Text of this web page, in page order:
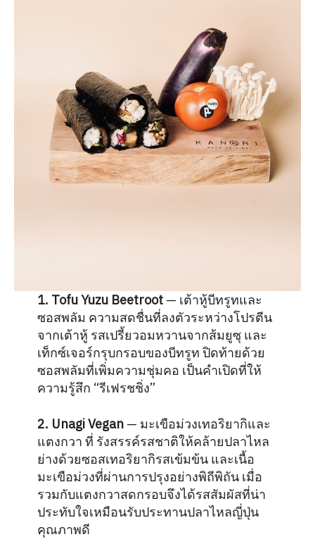
1. Tofu Yuzu Beetroot— เต้าหู้บีทรูทและ
ซอสพลัม ความสดชื่นที่ลงตัวระหว่างโปรตีน
จากเต้าหู้ รสเปรี้ยวอมหวานจากส้มยูซุ และ
เท็กซ์เจอร์กรุบกรอบของบีทรูท ปิดท้ายด้วย
ซอสพลัมที่เพิ่มความชุ่มคอ เป็นคำเปิดที่ให้
ความรู้สึก “รีเฟรชชิ่ง”
2. Unagi Vegan — มะเขือม่วงเทอริยากิและ
แตงกวา ที่ รังสรรค์รสชาติให้คล้ายปลาไหล
ย่างด้วยซอสเทอริยากิรสเข้มข้น และเนื้อ
มะเขือม่วงที่ผ่านการปรุงอย่างพิถีพิถัน เมื่อ
รวมกับแตงกวาสดกรอบจึงได้รสสัมผัสที่น่า
ประทับใจเหมือนรับประทานปลาไหลญี่ปุ่น
คุณภาพดี